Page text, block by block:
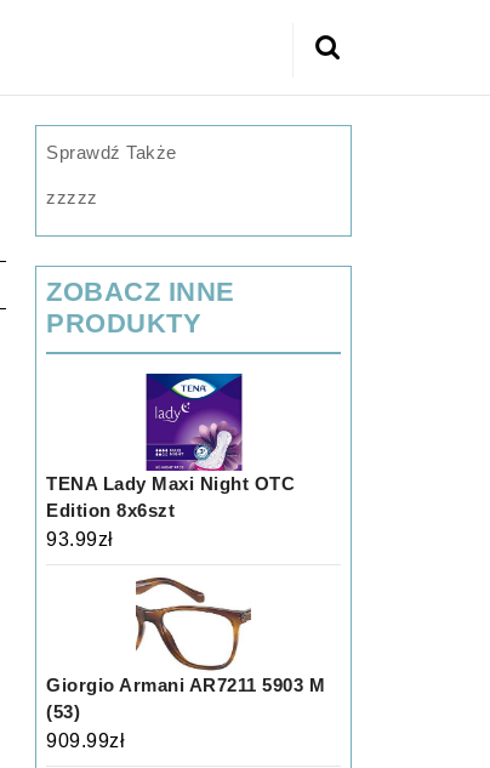
Search
Sprawdź Także
zzzzz
ZOBACZ INNE
PRODUKTY
TENA Lady Maxi Night OTC
Edition 8x6szt
93.99zł
Giorgio Armani AR7211 5903 M
(53)
909.99zł